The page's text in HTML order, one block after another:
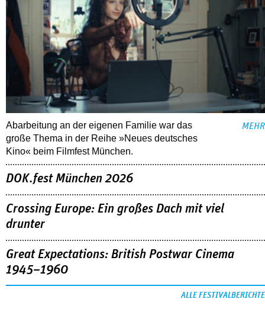
Abarbeitung an der eigenen Familie war das
große Thema in der Reihe »Neues deutsches
Kino« beim Filmfest München.
MEHR
DOK.fest München 2026
Crossing Europe: Ein großes Dach mit viel
drunter
Great Expectations: British Postwar Cinema
1945–1960
ALLE FESTIVALBERICHTE